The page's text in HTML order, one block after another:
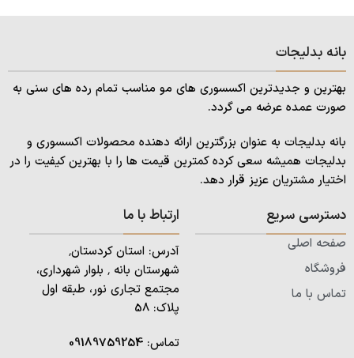
بانه بدلیجات
بهترین و جدیدترین اکسسوری های مو مناسب تمام رده های سنی به
صورت عمده عرضه می گردد.
بانه بدلیجات به عنوان بزرگترین ارائه دهنده محصولات اکسسوری و
بدلیجات همیشه سعی کرده کمترین قیمت ها را با بهترین کیفیت را در
اختیار مشتریان عزیز قرار دهد.
دسترسی سریع
صفحه اصلی
فروشگاه
تماس با ما
ارتباط با ما
آدرس: استان کردستان٬
شهرستان بانه ٬ بلوار شهرداری،
مجتمع تجاری نور، طبقه اول
پلاک: 58
تماس: 09189759254